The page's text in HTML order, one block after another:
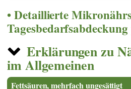
Detaillierte
Erklärungen zu
im Allgemeinen
Fettsäuren, mehrfach ungesättigt